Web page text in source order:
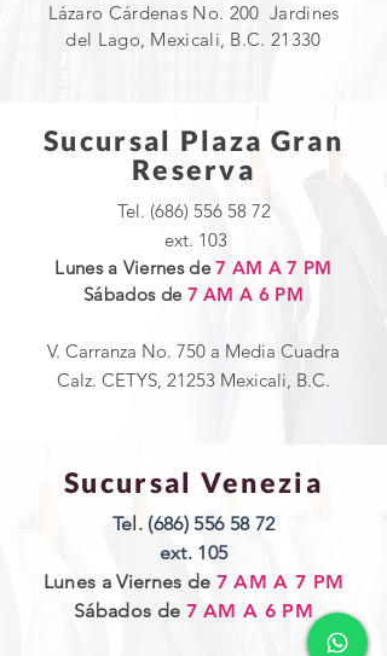
Lázaro Cárdenas No. 200 Jardines
del Lago, Mexicali, B.C. 21330
Sucursal Plaza Gran
Reserva
Tel. (686) 556 58 72
ext. 103
Lunes a Viernes de7 AM A 7 PM
Sábados de 7 AM A 6 PM
V. Carranza No. 750 a Media Cuadra
Calz. CETYS, 21253 Mexicali, B.C.
Sucursal Venezia
Tel. (686) 556 58 72
ext. 105
Lunes a Viernes de 7 AM A 7 PM
Sábados de 7 AM A 6 PM